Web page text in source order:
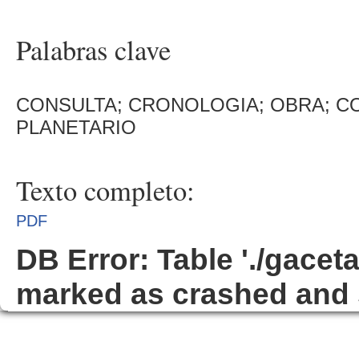
Palabras clave
CONSULTA; CRONOLOGIA; OBRA;
PLANETARIO
Texto completo:
PDF
DB Error: Table './
marked as crashed